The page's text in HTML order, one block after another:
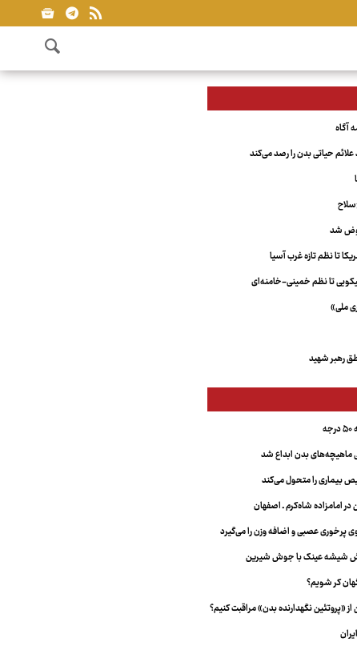
حیاتی بدن را رصد می‌کند
شد
تا نظم تازه غرب آسیا
تا نظم خمینی-خامنه‌ای
ملی»
رهبر شهید
بدن ابداع شد
بیماری را متحول می‌کند
در امامزاده شاه‌کرم ـ اصفهان
شیشه عینک با جوش شیرین
کر شویم؟
«پروتئین نگهدارنده بدن» مراقبت کنیم؟